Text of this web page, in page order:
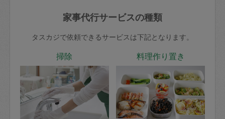
家事代行サービスの種類
タスカジで依頼できるサービスは下記となります。
掃除 料理作り置き